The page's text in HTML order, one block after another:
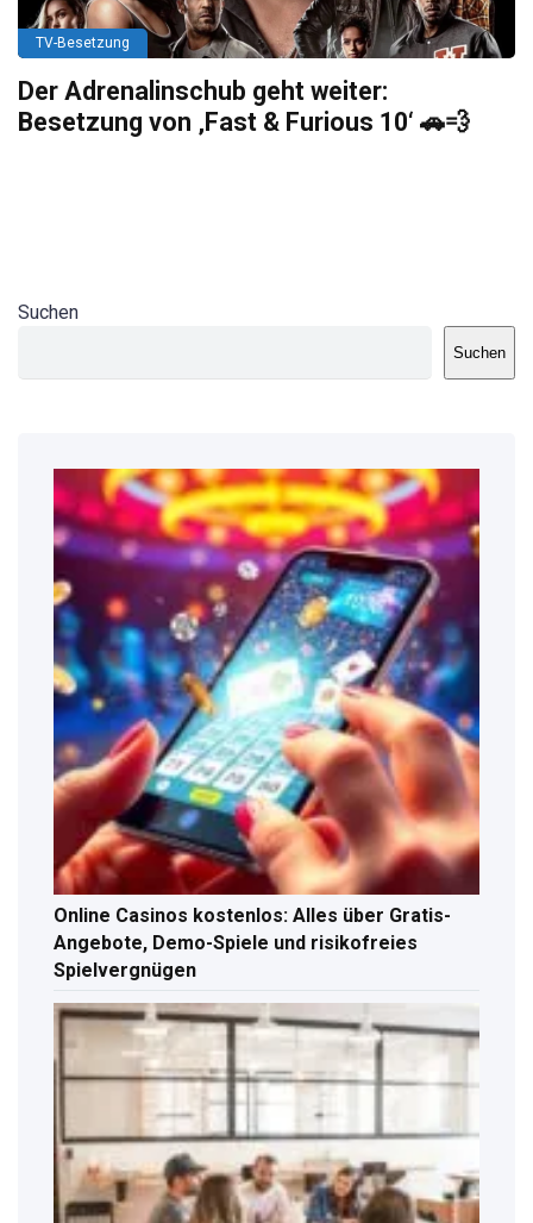
TV-Besetzung
Der Adrenalinschub geht weiter:
Besetzung von ‚Fast & Furious 10‘ 🚗💨
Suchen
Suchen
Online Casinos kostenlos: Alles über Gratis-
Angebote, Demo-Spiele und risikofreies
Spielvergnügen